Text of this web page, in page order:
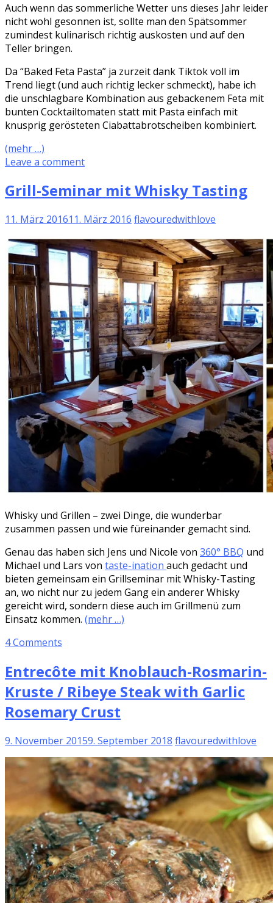
Auch wenn das sommerliche Wetter uns dieses Jahr leider
nicht wohl gesonnen ist, sollte man den Spätsommer
zumindest kulinarisch richtig auskosten und auf den
Teller bringen.
Da “Baked Feta Pasta” ja zurzeit dank Tiktok voll im
Trend liegt (und auch richtig lecker schmeckt), habe ich
die unschlagbare Kombination aus gebackenem Feta mit
bunten Cocktailtomaten statt mit Pasta einfach mit
knusprig gerösteten Ciabattabrotscheiben kombiniert.
(mehr …)
Leave a comment
Grill-Seminar mit Whisky Tasting
11. März 201611. März 2016 flavouredwithlove
Whisky und Grillen – zwei Dinge, die wunderbar
zusammen passen und wie füreinander gemacht sind.
Genau das haben sich Jens und Nicole von 360° BBQ und
Michael und Lars von taste-ination auch gedacht und
bieten gemeinsam ein Grillseminar mit Whisky-Tasting
an, wo nicht nur zu jedem Gang ein anderer Whisky
gereicht wird, sondern diese auch im Grillmenü zum
Einsatz kommen. (mehr …)
4 Comments
Entrecôte mit Knoblauch-Rosmarin-
Kruste / Ribeye Steak with Garlic
Rosemary Crust
9. November 20159. September 2018 flavouredwithlove